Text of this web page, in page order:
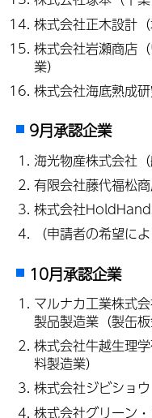
株式会社正木設計
株式会社岩瀬商店
業）
株式会社海底熟成
9月承認企業
海光物産株式会社
有限会社藤代福松
株式会社
（申請者の希望に
10月承認企業
マルナカ工業株式
製品製造業（製缶板
株式会社牛越生理
料製造業）
株式会社ジビショ
株式会社グリーン